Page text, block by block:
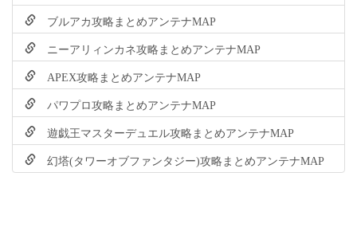
ブルアカ攻略まとめアンテナMAP
ニーアリィンカネ攻略まとめアンテナMAP
APEX攻略まとめアンテナMAP
パワプロ攻略まとめアンテナMAP
遊戯王マスターデュエル攻略まとめアンテナMAP
幻塔(タワーオブファンタジー)攻略まとめアンテナMAP